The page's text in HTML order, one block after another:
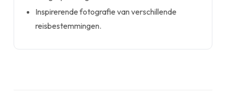
Inspirerende fotografie van verschillende
reisbestemmingen.